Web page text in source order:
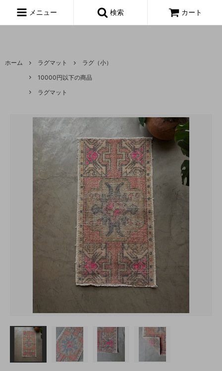
着,made in usa,アメーバ,
メニュー 検索 カート
ホーム ラグマット
ラグ（小）
10000円以下の商品
ラグマット